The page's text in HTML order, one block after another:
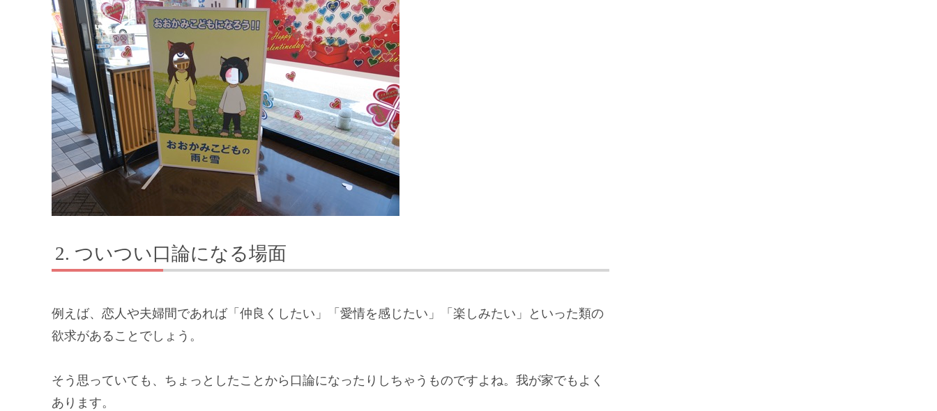
ついつい口論になる場面
例えば、恋人や夫婦間であれば「仲良くしたい」「愛情を感じたい」「楽しみたい」といった類の
欲求があることでしょう。
そう思っていても、ちょっとしたことから口論になったりしちゃうものですよね。我が家でもよく
あります。